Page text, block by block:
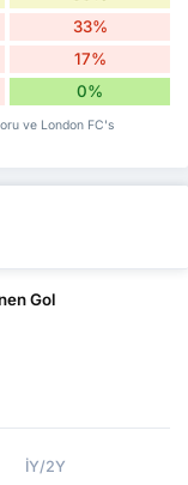
33%
17%
0%
ve London FC's
Gol
İY/2Y